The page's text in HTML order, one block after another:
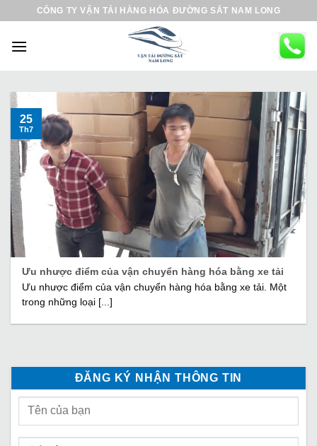
CÔNG TY VẬN TẢI HÀNG HÓA ĐƯỜNG SẮT NAM LONG
Ưu nhược điểm của vận chuyển hàng hóa bằng xe tải
Ưu nhược điểm của vận chuyển hàng hóa bằng xe tải. Một
trong những loại [...]
25
Th7
ĐĂNG KÝ NHẬN THÔNG TIN